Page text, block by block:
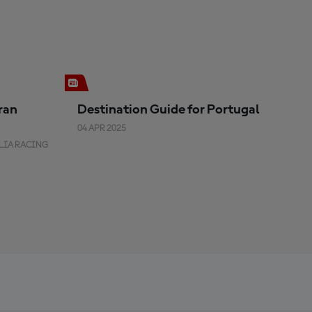
RACING
Destination Guide for Portugal
04 APR 2025